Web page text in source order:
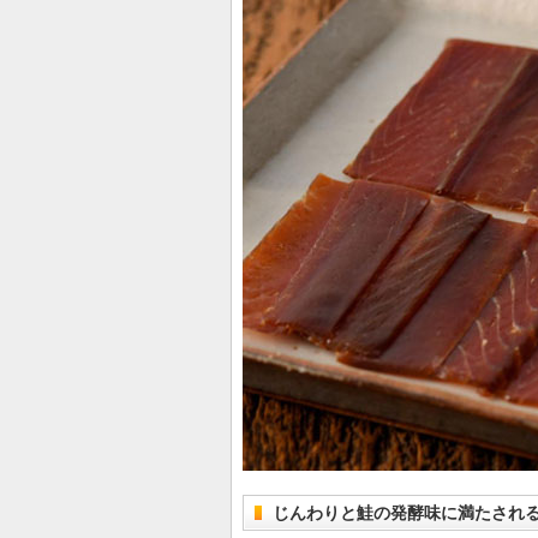
じんわりと鮭の発酵味に満たされ